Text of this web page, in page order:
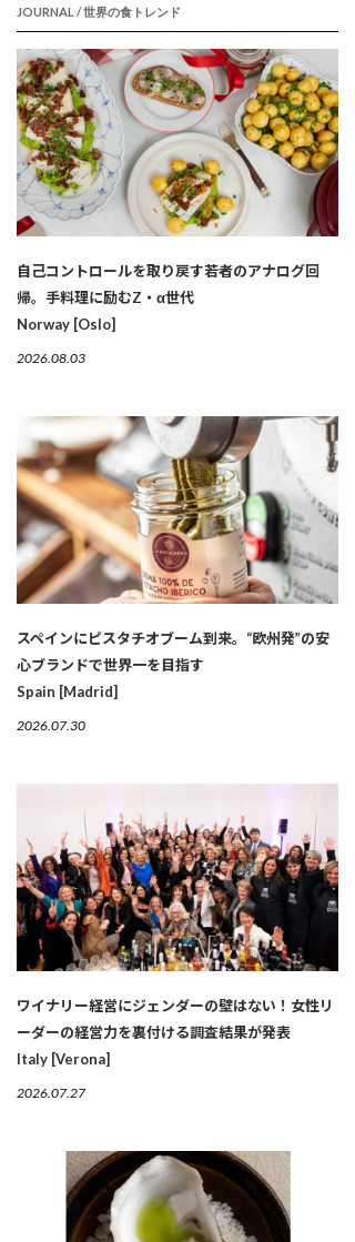
JOURNAL / 世界の食トレンド
自己コントロールを取り戻す若者のアナログ回
帰。手料理に励むZ・α世代
Norway [Oslo]
2026.08.03
スペインにピスタチオブーム到来。“欧州発”の安
心ブランドで世界一を目指す
Spain [Madrid]
2026.07.30
ワイナリー経営にジェンダーの壁はない！女性リ
ーダーの経営力を裏付ける調査結果が発表
Italy [Verona]
2026.07.27